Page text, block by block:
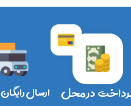
ارسال در محل